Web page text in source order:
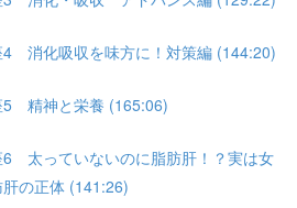
4 消化吸収を味方に！対策編 (144:20)
5 精神と栄養 (165:06)
6 太っていないのに脂肪肝！？実は女
の正体 (141:26)